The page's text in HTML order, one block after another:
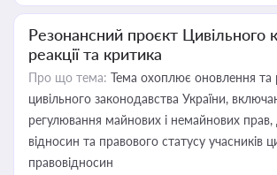
Резонансний проєкт Цивільного
реакції та критика
Про що тема: Тема охоплює оновлення та
цивільного законодавства України,
регулювання майнових і немайнових прав,
відносин та правового статусу учасників
правовідносин